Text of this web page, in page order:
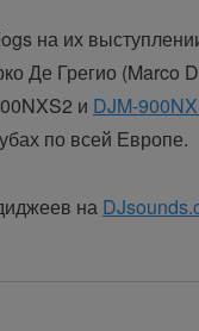
на их
Де Грегио (Marco
и DJM-
по всей Европе.
на